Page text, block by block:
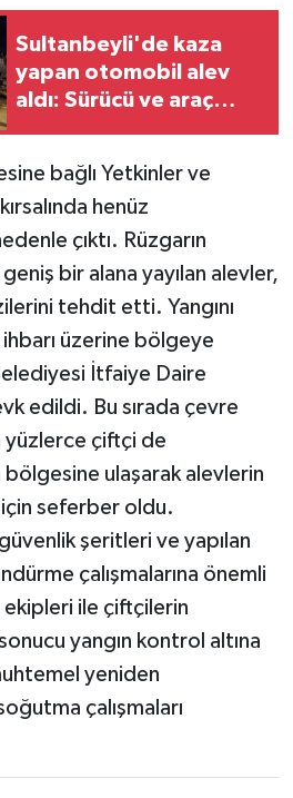
Sultanbeyli'de kaza
yapan otomobil alev
aldı: Sürücü ve araç
bağlı Yetkinler ve
henüz
çıktı. Rüzgarın
bir alana yayılan alevler,
tehdit etti. Yangını
üzerine bölgeye
İtfaiye Daire
edildi. Bu sırada çevre
yüzlerce çiftçi de
ulaşarak alevlerin
için seferber oldu.
şeritleri ve yapılan
çalışmalarına önemli
ekipleri ile çiftçilerin
yangın kontrol altına
yeniden
çalışmaları